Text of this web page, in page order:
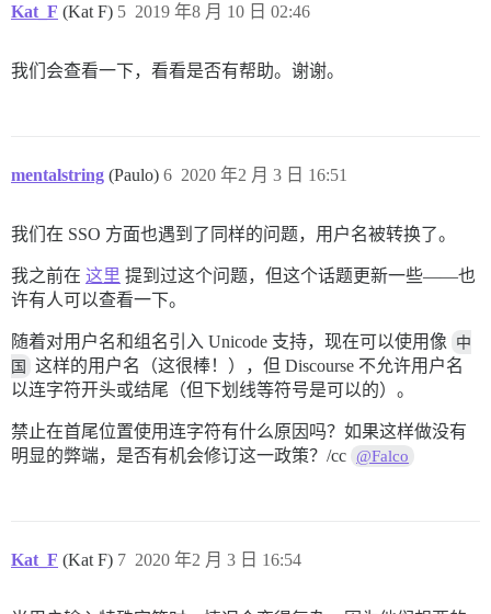
Kat_F (Kat F) 2019 年8 月 10 日 02:46
5
我们会查看一下，看看是否有帮助。谢谢。
mentalstring (Paulo) 2020 年2 月 3 日 16:51
6
我们在 SSO 方面也遇到了同样的问题，用户名被转换了。
我之前在 这里 提到过这个问题，但这个话题更新一些——也
许有人可以查看一下。
随着对用户名和组名引入 Unicode 支持，现在可以使用像 中
国 这样的用户名（这很棒！），但 Discourse 不允许用户名
以连字符开头或结尾（但下划线等符号是可以的）。
禁止在首尾位置使用连字符有什么原因吗？如果这样做没有
明显的弊端，是否有机会修订这一政策？/cc @Falco
Kat_F (Kat F) 2020 年2 月 3 日 16:54
7